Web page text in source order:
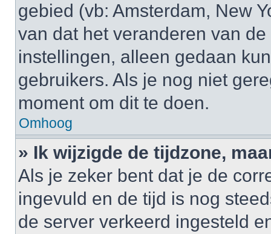
gebied (vb: Amsterdam, New
van dat het veranderen van
instellingen, alleen gedaan
gebruikers. Als je nog niet
moment om dit te doen.
Omhoog
» Ik wijzigde de tijdzone,
Als je zeker bent dat je de
ingevuld en de tijd is nog
de server verkeerd ingesteld